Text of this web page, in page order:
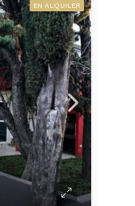
EN ALQUILER